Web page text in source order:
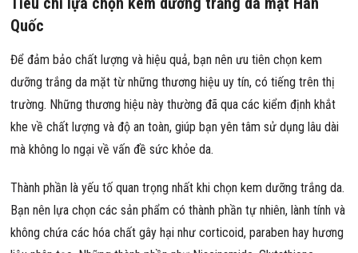
Quốc
Để đảm bảo chất lượng và hiệu quả, bạn nên ưu tiên chọn kem
dưỡng trắng da mặt từ những thương hiệu uy tín, có tiếng trên thị
trường. Những thương hiệu này thường đã qua các kiểm định khắt
khe về chất lượng và độ an toàn, giúp bạn yên tâm sử dụng lâu dài
mà không lo ngại về vấn đề sức khỏe da.
Thành phần là yếu tố quan trọng nhất khi chọn kem dưỡng trắng da.
Bạn nên lựa chọn các sản phẩm có thành phần tự nhiên, lành tính và
không chứa các hóa chất gây hại như corticoid, paraben hay hương